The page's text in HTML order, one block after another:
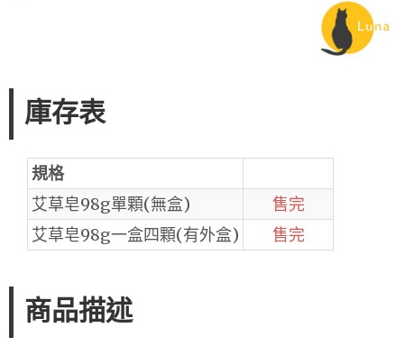
庫存表
規格
艾草皂98g單顆(無盒)
售完
艾草皂98g一盒四顆(有外盒)
售完
商品描述